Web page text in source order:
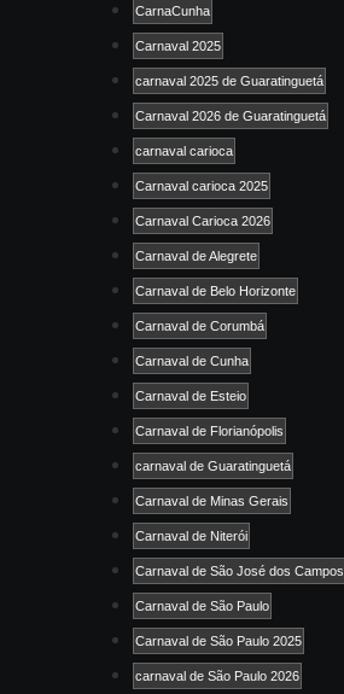
CarnaCunha
Carnaval 2025
carnaval 2025 de Guaratinguetá
Carnaval 2026 de Guaratinguetá
carnaval carioca
Carnaval carioca 2025
Carnaval Carioca 2026
Carnaval de Alegrete
Carnaval de Belo Horizonte
Carnaval de Corumbá
Carnaval de Cunha
Carnaval de Esteio
Carnaval de Florianópolis
carnaval de Guaratinguetá
Carnaval de Minas Gerais
Carnaval de Niterói
Carnaval de São José dos Campos
Carnaval de São Paulo
Carnaval de São Paulo 2025
carnaval de São Paulo 2026